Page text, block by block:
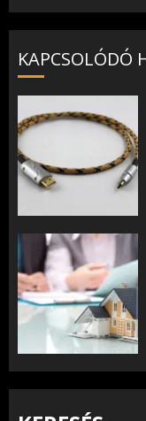
KAPCSOLÓDÓ